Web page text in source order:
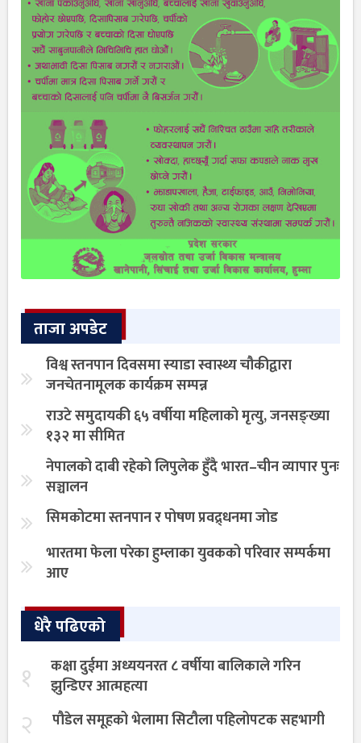
ताजा अपडेट
विश्व स्तनपान दिवसमा स्याडा स्वास्थ्य चौकीद्वारा
जनचेतनामूलक कार्यक्रम सम्पन्न
राउटे समुदायकी ६५ वर्षीया महिलाको मृत्यु, जनसङ्ख्या
१३२ मा सीमित
नेपालको दाबी रहेको लिपुलेक हुँदै भारत–चीन व्यापार पुनः
सञ्चालन
सिमकोटमा स्तनपान र पोषण प्रवद्र्धनमा जोड
भारतमा फेला परेका हुम्लाका युवकको परिवार सम्पर्कमा
आए
धेरै पढिएको
१
कक्षा दुईमा अध्ययनरत ८ वर्षीया बालिकाले गरिन
झुन्डिएर आत्महत्या
२ पौडेल समूहको भेलामा सिटौला पहिलोपटक सहभागी